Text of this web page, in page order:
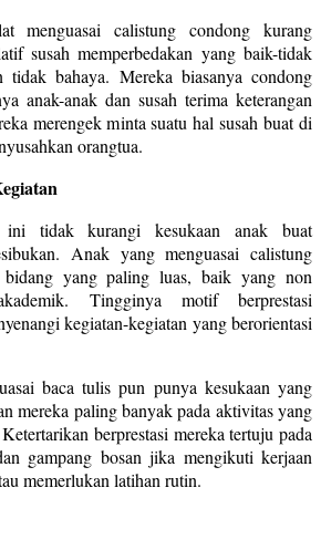
menguasai calistung condong kurang
susah memperbedakan yang baik-tidak
tidak bahaya. Mereka biasanya condong
anak-anak dan susah terima keterangan
merengek minta suatu hal susah buat di
orangtua.
ini tidak kurangi kesukaan anak buat
Anak yang menguasai calistung
bidang yang paling luas, baik yang non
Tingginya motif berprestasi
kegiatan-kegiatan yang berorientasi
baca tulis pun punya kesukaan yang
mereka paling banyak pada aktivitas yang
berprestasi mereka tertuju pada
gampang bosan jika mengikuti kerjaan
memerlukan latihan rutin.